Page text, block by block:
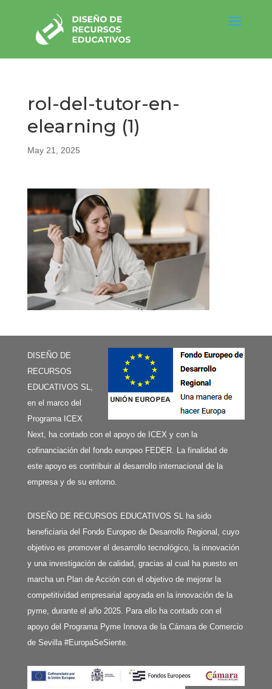
rol-del-tutor-en-
elearning (1)
May 21, 2025
DISEÑO DE
RECURSOS
EDUCATIVOS SL,
en el marco del
Programa ICEX
Next, ha contado con el apoyo de ICEX y con la
cofinanciación del fondo europeo FEDER. La finalidad de
este apoyo es contribuir al desarrollo internacional de la
empresa y de su entorno.
DISEÑO DE RECURSOS EDUCATIVOS SL ha sido
beneficiaria del Fondo Europeo de Desarrollo Regional, cuyo
objetivo es promover el desarrollo tecnológico, la innovación
y una investigación de calidad, gracias al cual ha puesto en
marcha un Plan de Acción con el objetivo de mejorar la
competitividad empresarial apoyada en la innovación de la
pyme, durante el año 2025. Para ello ha contado con el
apoyo del Programa Pyme Innova de la Cámara de Comercio
de Sevilla #EuropaSeSiente.